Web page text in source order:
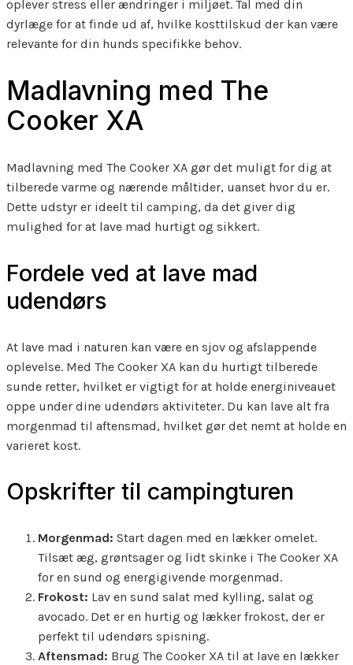
oplever stress eller ændringer i miljøet. Tal med din
dyrlæge for at finde ud af, hvilke kosttilskud der kan være
relevante for din hunds specifikke behov.
Madlavning med The
Cooker XA
Madlavning med The Cooker XA gør det muligt for dig at
tilberede varme og nærende måltider, uanset hvor du er.
Dette udstyr er ideelt til camping, da det giver dig
mulighed for at lave mad hurtigt og sikkert.
Fordele ved at lave mad
udendørs
At lave mad i naturen kan være en sjov og afslappende
oplevelse. Med The Cooker XA kan du hurtigt tilberede
sunde retter, hvilket er vigtigt for at holde energiniveauet
oppe under dine udendørs aktiviteter. Du kan lave alt fra
morgenmad til aftensmad, hvilket gør det nemt at holde en
varieret kost.
Opskrifter til campingturen
Morgenmad: Start dagen med en lækker omelet.
Tilsæt æg, grøntsager og lidt skinke i The Cooker XA
for en sund og energigivende morgenmad.
Frokost: Lav en sund salat med kylling, salat og
avocado. Det er en hurtig og lækker frokost, der er
perfekt til udendørs spisning.
Aftensmad: Brug The Cooker XA til at lave en lækker